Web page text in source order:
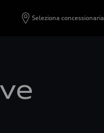
Seleziona concessionaria